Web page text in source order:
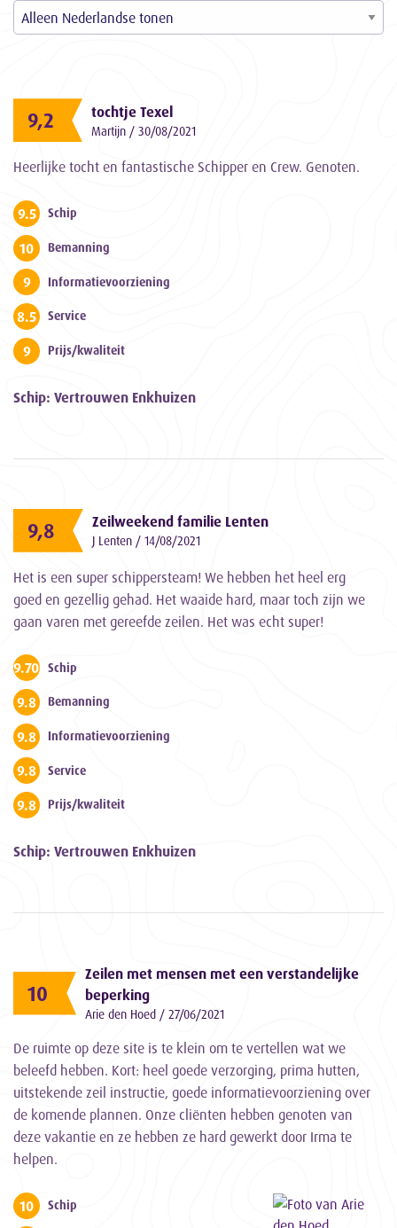
9,2 tochtje Texel
Martijn / 30/08/2021
Heerlijke tocht en fantastische Schipper en Crew. Genoten.
9.5 Schip
10 Bemanning
9 Informatievoorziening
8.5 Service
9 Prijs/kwaliteit
Schip: Vertrouwen Enkhuizen
9,8 Zeilweekend familie Lenten
J Lenten / 14/08/2021
Het is een super schippersteam! We hebben het heel erg
goed en gezellig gehad. Het waaide hard, maar toch zijn we
gaan varen met gereefde zeilen. Het was echt super!
9.700000000000001
Schip
9.8 Bemanning
9.8 Informatievoorziening
9.8 Service
9.8 Prijs/kwaliteit
Schip: Vertrouwen Enkhuizen
10
Zeilen met mensen met een verstandelijke
beperking
Arie den Hoed / 27/06/2021
De ruimte op deze site is te klein om te vertellen wat we
beleefd hebben. Kort: heel goede verzorging, prima hutten,
uitstekende zeil instructie, goede informatievoorziening over
de komende plannen. Onze cliënten hebben genoten van
deze vakantie en ze hebben ze hard gewerkt door Irma te
helpen.
10 Schip